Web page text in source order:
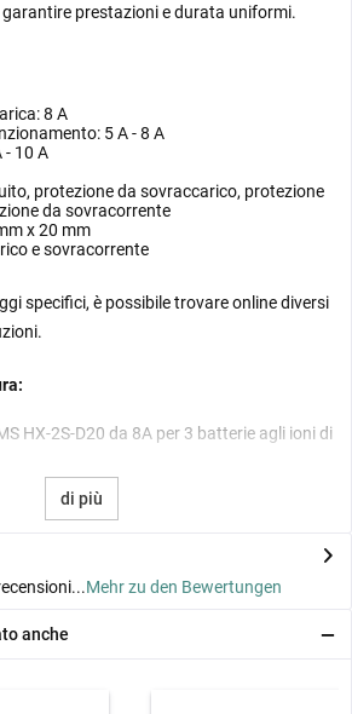
prestazioni e durata uniformi.
8 A
5 A - 8 A
- 10 A
protezione da sovraccarico, protezione
da sovracorrente
x 20 mm
e sovracorrente
specifici, è possibile trovare online diversi
HX-2S-D20 da 8A per 3 batterie agli ioni di
di più
Mehr zu den Bewertungen
anche